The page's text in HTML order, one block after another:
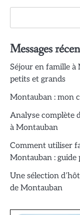
Messages
Séjour en famille
petits et grands
Montauban : mon
Analyse complète
à Montauban
Comment utiliser
Montauban :
Une sélection
de Montauban